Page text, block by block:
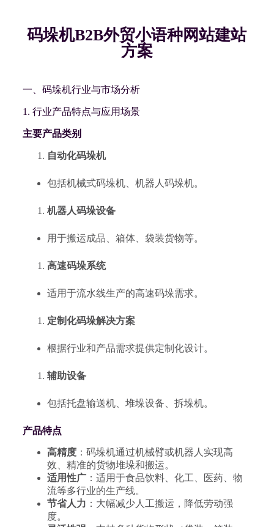
码垛机B2B外贸小语种网站建站
方案
一、码垛机行业与市场分析
1. 行业产品特点与应用场景
主要产品类别
自动化码垛机
包括机械式码垛机、机器人码垛机。
机器人码垛设备
用于搬运成品、箱体、袋装货物等。
高速码垛系统
适用于流水线生产的高速码垛需求。
定制化码垛解决方案
根据行业和产品需求提供定制化设计。
辅助设备
包括托盘输送机、堆垛设备、拆垛机。
产品特点
高精度：码垛机通过机械臂或机器人实现高
效、精准的货物堆垛和搬运。
适用性广：适用于食品饮料、化工、医药、物
流等多行业的生产线。
节省人力 ：大幅减少人工搬运，降低劳动强
度。